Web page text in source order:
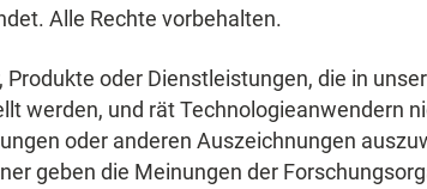
Alle Rechte vorbehalten.
oder Dienstleistungen, die in
werden, und rät Technologieanwendern
oder anderen Auszeichnungen
geben die Meinungen der